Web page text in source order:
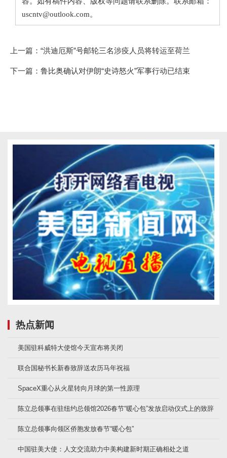
uscntv@outlook.com。
上一篇： “洪迪厄斯”号邮轮三名涉疫人员将转运至荷兰
下一篇： 鲁比奥确认对伊朗“史诗怒火”军事行动已结束
热点新闻
美国驻科威特大使馆今天宣布将关闭
联合国秘书长新春致辞送农历马年祝福
SpaceX重心从火星转向月球的第一性原理
陈立总领事在驻纽约总领馆2026春节“暖心包”发放启动仪式上的致辞
陈立总领事向领区侨胞发放春节“暖心包”
中国驻美大使：人文交流助力中美构建新时期正确相处之道